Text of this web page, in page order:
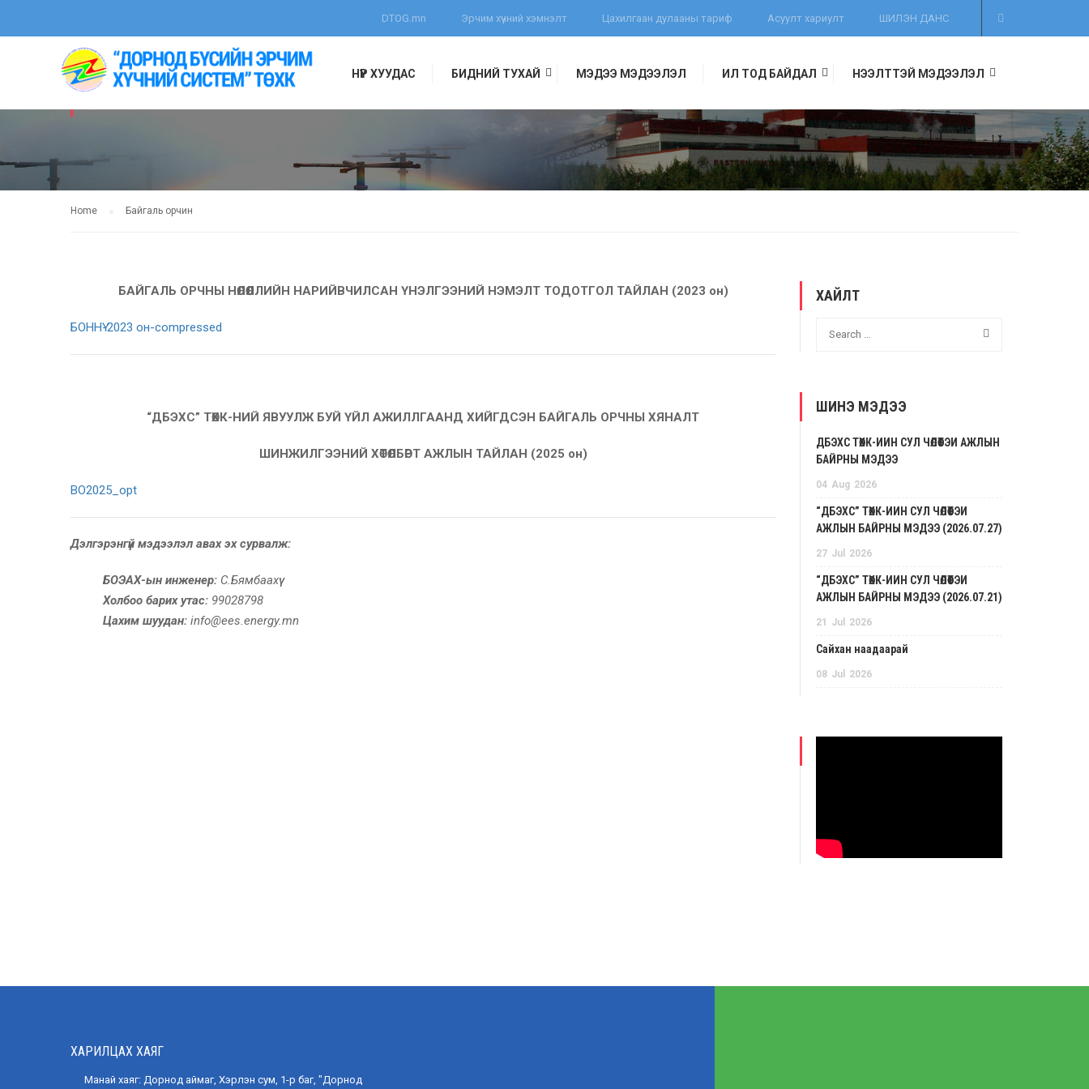
DTOG.mn Эрчим хүчний хэмнэлт Цахилгаан дулааны тариф Асуулт хариулт ШИЛЭН ДАНС
НҮҮР ХУУДАС БИДНИЙ ТУХАЙ МЭДЭЭ МЭДЭЭЛЭЛ ИЛ ТОД БАЙДАЛ НЭЭЛТТЭЙ МЭДЭЭЛЭЛ
БАЙГАЛЬ ОРЧИН
Home Байгаль орчин
БАЙГАЛЬ ОРЧНЫ НӨЛӨӨЛЛИЙН НАРИЙВЧИЛСАН ҮНЭЛГЭЭНИЙ НЭМЭЛТ ТОДОТГОЛ ТАЙЛАН (2023 он)
БОННҮ-2023 он-compressed
“ДБЭХС” ТӨХК-НИЙ ЯВУУЛЖ БУЙ ҮЙЛ АЖИЛЛГААНД ХИЙГДСЭН БАЙГАЛЬ ОРЧНЫ ХЯНАЛТ
ШИНЖИЛГЭЭНИЙ ХӨТӨЛБӨРТ АЖЛЫН ТАЙЛАН (2025 он)
BO2025_opt
Дэлгэрэнгүй мэдээлэл авах эх сурвалж:
БОЭАХ-ын инженер: С.Бямбаахүү
Холбоо барих утас: 99028798
Цахим шуудан: info@ees.energy.mn
ХАЙЛТ
ШИНЭ МЭДЭЭ
ДБЭХС ТӨХК-ИЙН СУЛ ЧӨЛӨӨТЭЙ АЖЛЫН
БАЙРНЫ МЭДЭЭ
04 Aug 2026
“ДБЭХС” ТӨХК-ИЙН СУЛ ЧӨЛӨӨТЭЙ
АЖЛЫН БАЙРНЫ МЭДЭЭ (2026.07.27)
27 Jul 2026
“ДБЭХС” ТӨХК-ИЙН СУЛ ЧӨЛӨӨТЭЙ
АЖЛЫН БАЙРНЫ МЭДЭЭ (2026.07.21)
21 Jul 2026
Сайхан наадаарай
08 Jul 2026
ХАРИЛЦАХ ХАЯГ
Манай хаяг: Дорнод аймаг, Хэрлэн сум, 1-р баг, "Дорнод